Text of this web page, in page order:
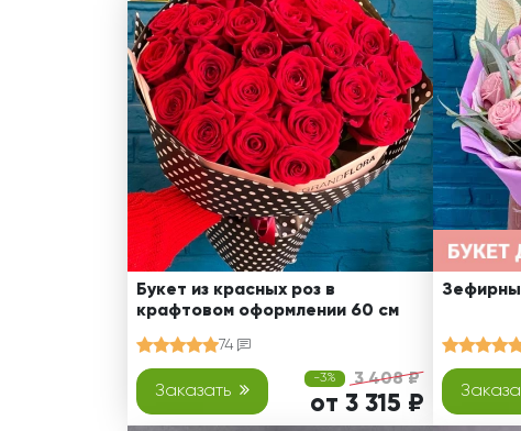
Оранжевые розы
Розы поштучно
5 роз
7 роз
11 роз
15 роз
25 роз
51 роза
101 роза
Розы Гран-При
Корзины с розами
Кустовые розы
В крафтовой бумаге
Монобукеты
Разноцветные
Эксклюзивные букеты
Розы
Смешанные
Хризантемы
Эустома
Цветы в
Букет из красных роз в
крафтовом оформлении 60 см
74
Заказать
-3% 3 408 ₽
от 3 315 ₽